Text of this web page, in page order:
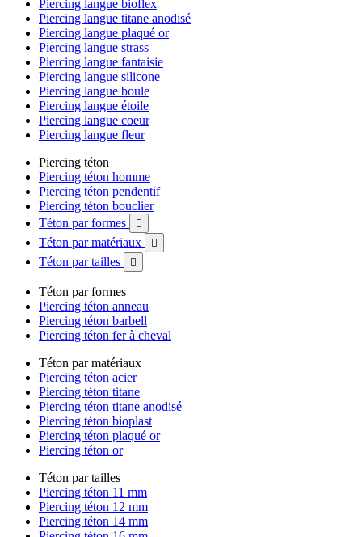
Piercing langue bioflex
Piercing langue titane anodisé
Piercing langue plaqué or
Piercing langue strass
Piercing langue fantaisie
Piercing langue silicone
Piercing langue boule
Piercing langue étoile
Piercing langue coeur
Piercing langue fleur
Piercing téton
Piercing téton homme
Piercing téton pendentif
Piercing téton bouclier
Téton par formes

Téton par matériaux 
Téton par tailles 
Téton par formes
Piercing téton anneau
Piercing téton barbell
Piercing téton fer à cheval
Téton par matériaux
Piercing téton acier
Piercing téton titane
Piercing téton titane anodisé
Piercing téton bioplast
Piercing téton plaqué or
Piercing téton or
Téton par tailles
Piercing téton 11 mm
Piercing téton 12 mm
Piercing téton 14 mm